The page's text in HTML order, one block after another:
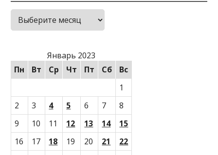
Архивы
Январь 2023
Пн
Вт Ср Чт Пт Сб
Вс
1
2
3 4 5 6 7
8
9
10 11 12 13 14
15
16
17 18 19 20 21
22